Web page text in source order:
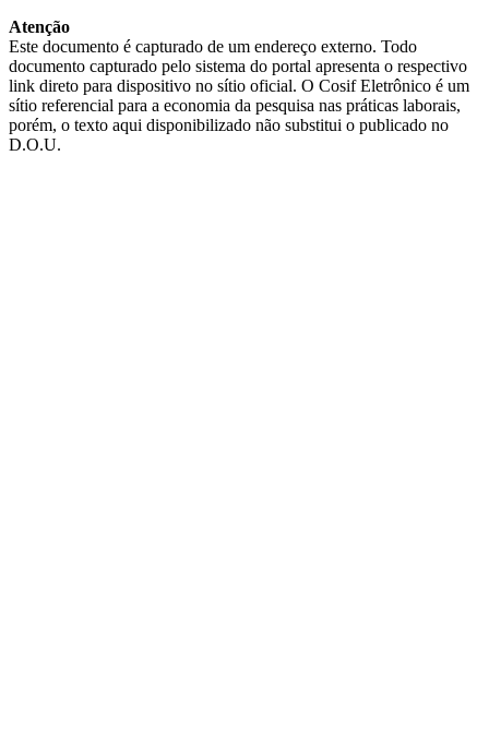
Atenção
Este documento é capturado de um endereço externo. Todo
documento capturado pelo sistema do portal apresenta o respectivo
link direto para dispositivo no sítio oficial. O Cosif Eletrônico é um
sítio referencial para a economia da pesquisa nas práticas laborais,
porém, o texto aqui disponibilizado não substitui o publicado no
D.O.U.